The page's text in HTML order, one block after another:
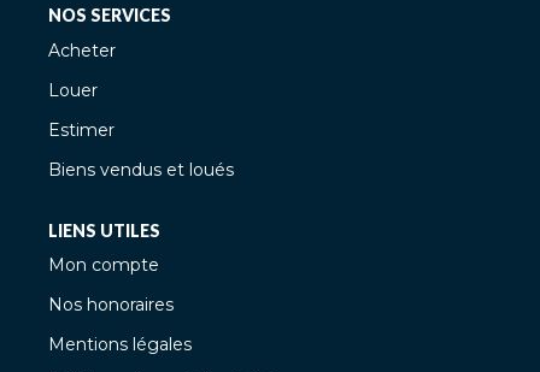
NOS SERVICES
Acheter
Louer
Estimer
Biens vendus et loués
LIENS UTILES
Mon compte
Nos honoraires
Mentions légales